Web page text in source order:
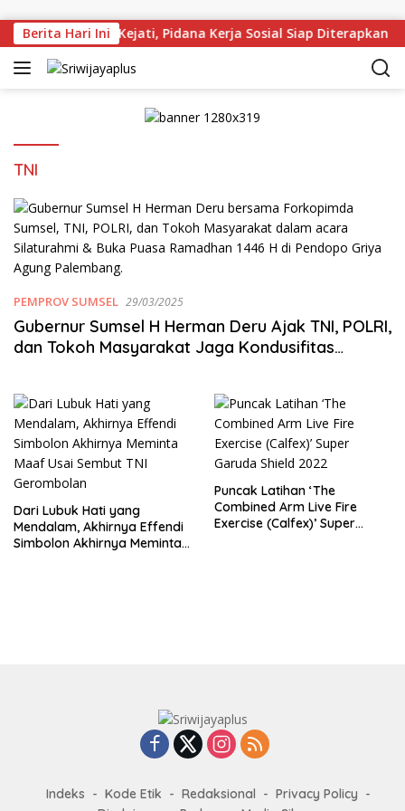
Berita Hari Ini
Gandeng Kejati, Pidana Kerja Sosial Siap Diterapkan
TNI
PEMPROV SUMSEL 29/03/2025
Gubernur Sumsel H Herman Deru Ajak TNI, POLRI,
dan Tokoh Masyarakat Jaga Kondusifitas
Dari Lubuk Hati yang
Mendalam, Akhirnya Effendi
Simbolon Akhirnya Meminta
Puncak Latihan ‘The
Combined Arm Live Fire
Exercise (Calfex)’ Super
Indeks Kode Etik Redaksional
Privacy Policy